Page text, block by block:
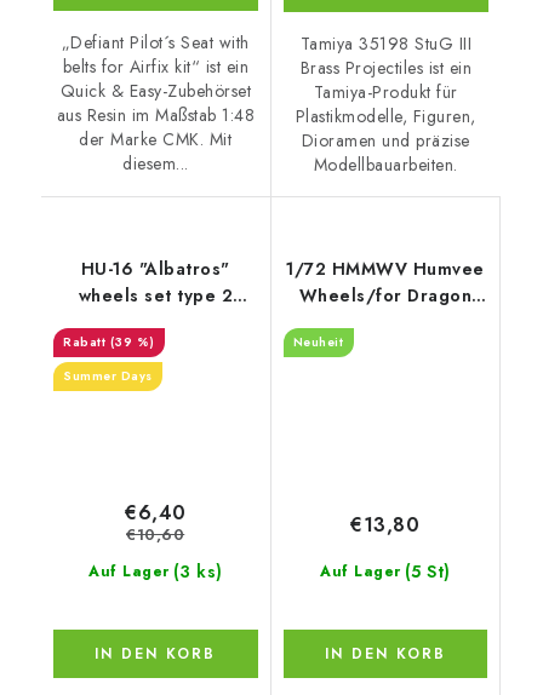
„Defiant Pilot´s Seat with
belts for Airfix kit“ ist ein
Quick & Easy-Zubehörset
aus Resin im Maßstab 1:48
der Marke CMK. Mit
diesem...
Tamiya 35198 StuG III
Brass Projectiles ist ein
Tamiya-Produkt für
Plastikmodelle, Figuren,
Dioramen und präzise
Modellbauarbeiten.
HU-16 "Albatros"
wheels set type 2
(39 %)
Summer Days
Auf Lager (3 ks)
€6,40
€10,60
IN DEN KORB
1/72 HMMWV Humvee
Wheels/for Dragon
Neuheit
Auf Lager (5 St)
€13,80
IN DEN KORB